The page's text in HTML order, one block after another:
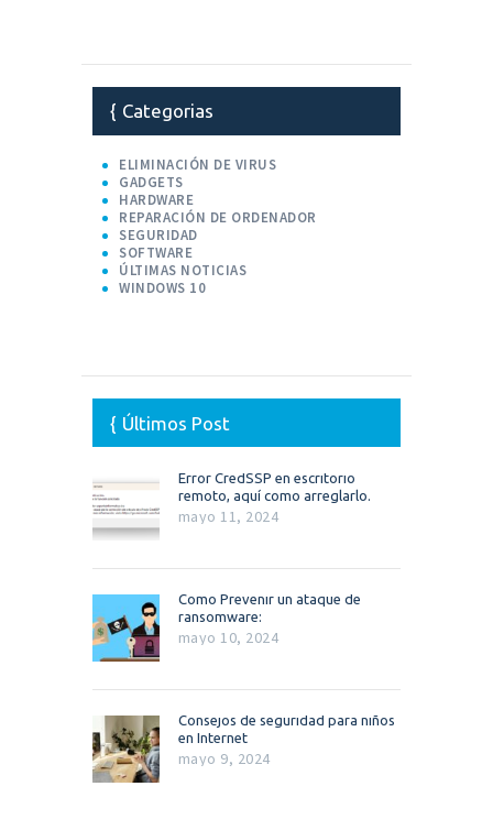
Categorias
ELIMINACIÓN DE VIRUS
GADGETS
HARDWARE
REPARACIÓN DE ORDENADOR
SEGURIDAD
SOFTWARE
ÚLTIMAS NOTICIAS
WINDOWS 10
Últimos Post
Error CredSSP en escritorio
remoto, aquí como arreglarlo.
mayo 11, 2024
Como Prevenir un ataque de
ransomware:
mayo 10, 2024
Consejos de seguridad para niños
en Internet
mayo 9, 2024